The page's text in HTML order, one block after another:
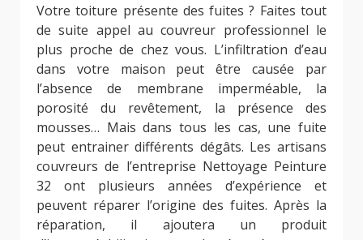
Votre toiture présente des fuites ? Faites tout
de suite appel au couvreur professionnel le
plus proche de chez vous. L’infiltration d’eau
dans votre maison peut être causée par
l’absence de membrane imperméable, la
porosité du revêtement, la présence des
mousses… Mais dans tous les cas, une fuite
peut entrainer différents dégâts. Les artisans
couvreurs de l’entreprise Nettoyage Peinture
32 ont plusieurs années d’expérience et
peuvent réparer l’origine des fuites. Après la
réparation, il ajoutera un produit